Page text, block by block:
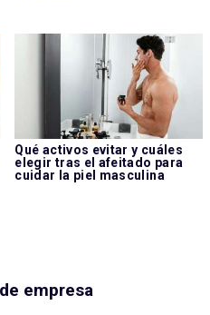
Qué activos evitar y cuáles
elegir tras el afeitado para
cuidar la piel masculina
empresa